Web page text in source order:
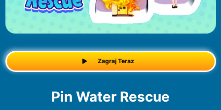
Zagraj Teraz
Pin Water Rescue